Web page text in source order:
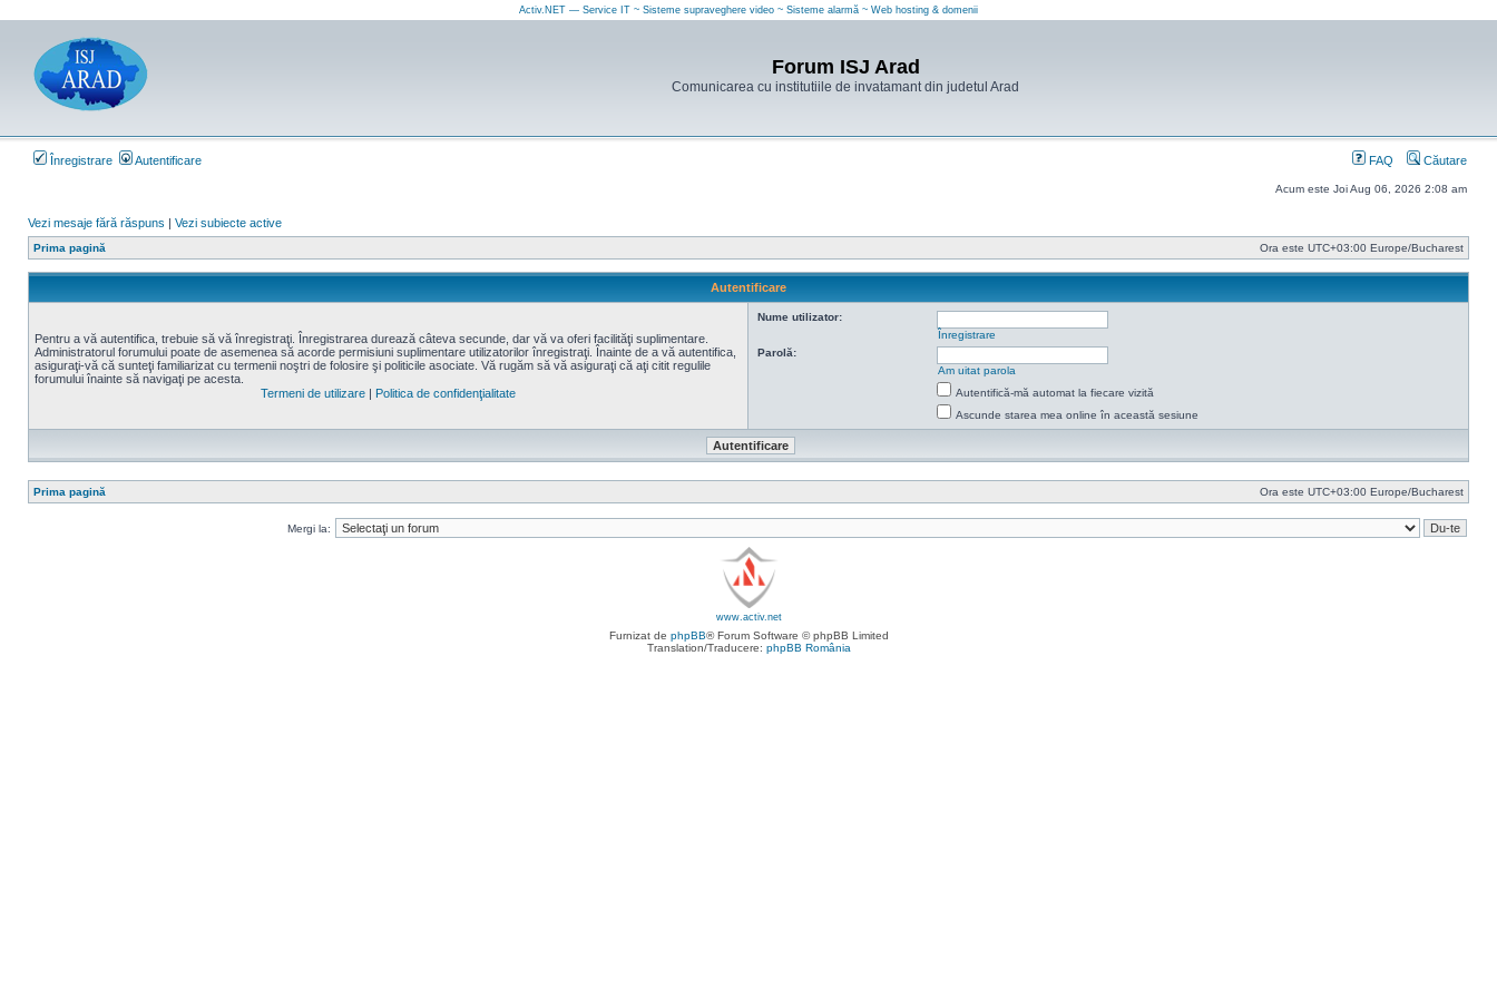
Activ.NET — Service IT ~ Sisteme supraveghere video ~ Sisteme alarmă ~ Web hosting & domenii
Forum ISJ Arad
Comunicarea cu institutiile de invatamant din judetul Arad
Înregistrare Autentificare FAQ Căutare
Acum este Joi Aug 06, 2026 2:08 am
Vezi mesaje fără răspuns | Vezi subiecte active
Prima pagină Ora este UTC+03:00 Europe/Bucharest
Autentificare
Pentru a vă autentifica, trebuie să vă înregistraţi. Înregistrarea durează câteva secunde, dar vă va oferi facilităţi suplimentare.
Administratorul forumului poate de asemenea să acorde permisiuni suplimentare utilizatorilor înregistraţi. Înainte de a vă autentifica,
asiguraţi-vă că sunteţi familiarizat cu termenii noştri de folosire şi politicile asociate. Vă rugăm să vă asiguraţi că aţi citit regulile
forumului înainte să navigaţi pe acesta.
Termeni de utilizare | Politica de confidenţialitate
Nume utilizator:
Înregistrare
Parolă:
Am uitat parola
Autentifică-mă automat la fiecare vizită
Ascunde starea mea online în această sesiune
Prima pagină Ora este UTC+03:00 Europe/Bucharest
Mergi la:
www.activ.net
Furnizat de phpBB® Forum Software © phpBB Limited
Translation/Traducere: phpBB România